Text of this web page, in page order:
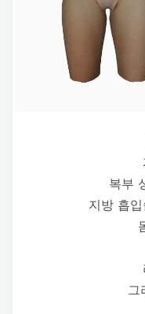
복부
지방 흡
그